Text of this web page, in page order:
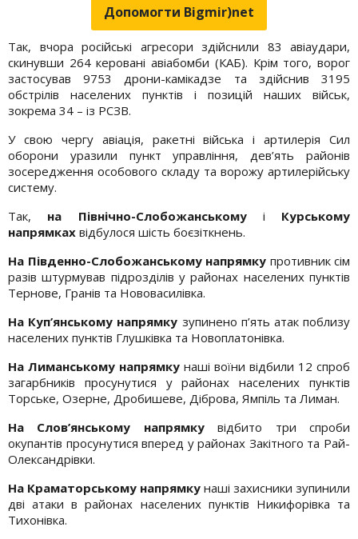
Допомогти Bigmir)net
Так, вчора російські агресори здійснили 83 авіаудари,
скинувши 264 керовані авіабомби (КАБ). Крім того, ворог
застосував 9753 дрони-камікадзе та здійснив 3195
обстрілів населених пунктів і позицій наших військ,
зокрема 34 – із РСЗВ.
У свою чергу авіація, ракетні війська і артилерія Сил
оборони уразили пункт управління, дев’ять районів
зосередження особового складу та ворожу артилерійську
систему.
Так, на Північно-Слобожанськомуі Курському
напрямках відбулося шість боєзіткнень.
На Південно-Слобожанському напрямку противник сім
разів штурмував підрозділів у районах населених пунктів
Тернове, Гранів та Нововасилівка.
На Куп’янському напрямку зупинено п’ять атак поблизу
населених пунктів Глушківка та Новоплатонівка.
На Лиманському напрямку наші воїни відбили 12 спроб
загарбників просунутися у районах населених пунктів
Торське, Озерне, Дробишеве, Діброва, Ямпіль та Лиман.
На Слов’янському напрямкувідбито три спроби
окупантів просунутися вперед у районах Закітного та Рай-
Олександрівки.
На Краматорському напрямку наші захисники зупинили
дві атаки в районах населених пунктів Никифорівка та
Тихонівка.